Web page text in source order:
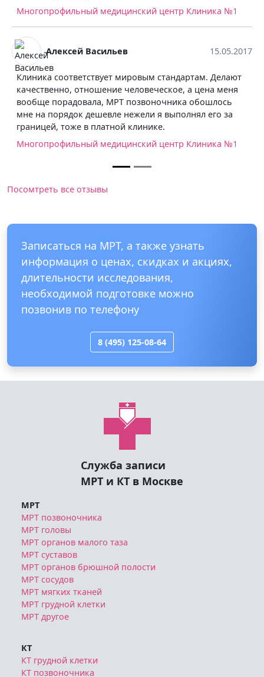
Многопрофильный медицинский центр Клиника №1
Алексей Васильев 15.05.2017
Клиника соответствует мировым стандартам. Делают
качественно, отношение человеческое, а цена меня
вообще порадовала, МРТ позвоночника обошлось
мне на порядок дешевле нежели я выполнял его за
границей, тоже в платной клинике.
Многопрофильный медицинский центр Клиника №1
Записаться на МРТ, а также узнать
информация о ценах, скидках и акциях,
длительности исследования,
необходимой подготовке можно
позвонив по телефону
8 (495) 125-08-64
Служба записи
МРТ
МРТ позвоночника
МРТ головы
МРТ органов малого таза
МРТ суставов
МРТ органов брюшной полости
МРТ сосудов
МРТ мягких тканей
КТ